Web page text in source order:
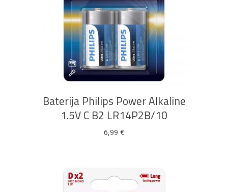
DODAJ U KOŠARICU
Baterija Philips Power Alkaline
1.5V C B2 LR14P2B/10
6,99 €